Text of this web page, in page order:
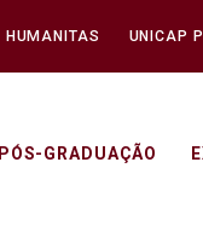
HUMANITAS UNICAP
PÓS-GRADUAÇÃO